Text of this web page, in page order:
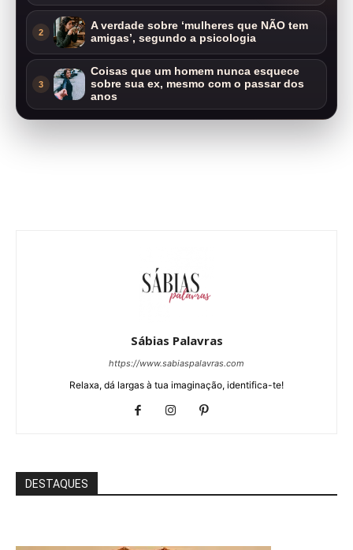
2
A verdade sobre ‘mulheres que NÃO tem
amigas’, segundo a psicologia
3
Coisas que um homem nunca esquece
sobre sua ex, mesmo com o passar dos
anos
Sábias Palavras
https://www.sabiaspalavras.com
Relaxa, dá largas à tua imaginação, identifica-te!
DESTAQUES